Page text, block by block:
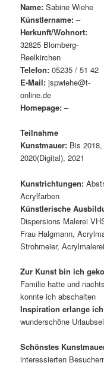
Name: Sabine Wiehe
Künstlername: –
Herkunft/Wohnort:
32825 Blomberg-
Reelkirchen
Telefon: 05235 / 51 42
E-Mail: jspwiehe@t-
online.de
Homepage: –
Teilnahme
Kunstmauer: Bis 2018,
2020(Digital), 2021
Kunstrichtungen:
Acrylfarben
Künstlerische
Dispersions Malerei
Frau Halgmann,
Strohmeier,
Zur Kunst bin ich
Familie hatte und
konnte ich abschalten
Inspiration erlange
wunderschöne
Schönstes
interessierten